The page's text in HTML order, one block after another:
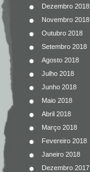
Dezembro 2018
Novembro 2018
Outubro 2018
Setembro 2018
Agosto 2018
Julho 2018
Junho 2018
Maio 2018
Abril 2018
Março 2018
Fevereiro 2018
Janeiro 2018
Dezembro 2017